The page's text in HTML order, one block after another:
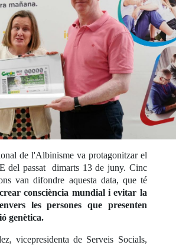
de l'Albinisme va protagonitzar el
del passat dimarts 13 de juny. Cinc
van difondre aquesta data, que té
crear consciència mundial i evitar la
les persones que presenten
genètica.
vicepresidenta de Serveis Socials,